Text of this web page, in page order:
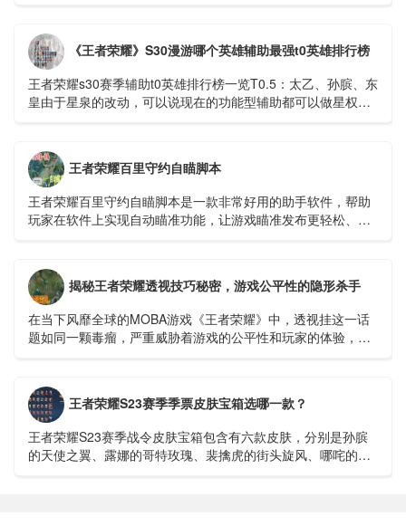
《王者荣耀》S30漫游哪个英雄辅助最强t0英雄排行榜
王者荣耀s30赛季辅助t0英雄排行榜一览​​​​​​​T0.5：太乙、孙膑、东
皇由于星泉的改动，可以说现在的功能型辅助都可以做星权，
王者荣耀百里守约自瞄脚本
王者荣耀百里守约自瞄脚本是一款非常好用的助手软件，帮助
玩家在软件上实现自动瞄准功能，让游戏瞄准发布更轻松、更
揭秘王者荣耀透视技巧秘密，游戏公平性的隐形杀手
在当下风靡全球的MOBA游戏《王者荣耀》中，透视挂这一话
题如同一颗毒瘤，严重威胁着游戏的公平性和玩家的体验，我
王者荣耀S23赛季季票皮肤宝箱选哪一款？
王者荣耀S23赛季战令皮肤宝箱包含有六款皮肤，分别是孙膑
的天使之翼、露娜的哥特玫瑰、裴擒虎的街头旋风、哪咤的三